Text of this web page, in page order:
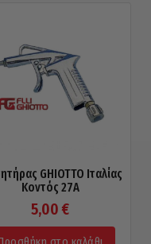
GHIOTTO Ιταλίας
Κοντός 27Α
5,00€